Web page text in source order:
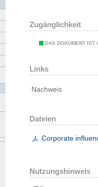
Zugänglichkeit
DAS DOKUMENT IST
Links
Nachweis
Dateien
Corporate
Nutzungshinweis